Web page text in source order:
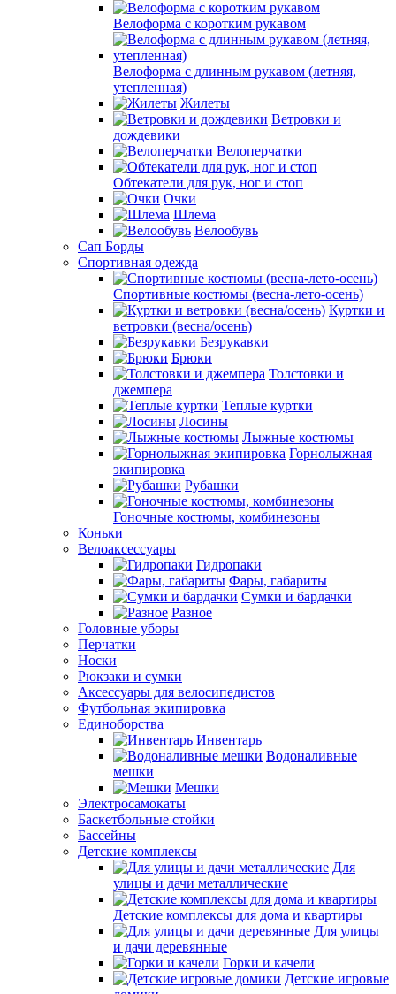
Велоформа с коротким рукавом
Велоформа с длинным рукавом (летняя,
утепленная)
Жилеты
Ветровки и
дождевики
Велоперчатки
Обтекатели для рук, ног и стоп
Очки
Шлема
Велообувь
Сап Борды
Спортивная одежда
Спортивные костюмы (весна-лето-осень)
Куртки и
ветровки (весна/осень)
Безрукавки
Брюки
Толстовки и
джемпера
Теплые куртки
Лосины
Лыжные костюмы
Горнолыжная
экипировка
Рубашки
Гоночные костюмы, комбинезоны
Коньки
Велоаксессуары
Гидропаки
Фары, габариты
Сумки и бардачки
Разное
Головные уборы
Перчатки
Носки
Рюкзаки и сумки
Аксессуары для велосипедистов
Футбольная экипировка
Единоборства
Инвентарь
Водоналивные
мешки
Мешки
Электросамокаты
Баскетбольные стойки
Бассейны
Детские комплексы
Для
улицы и дачи металлические
Детские комплексы для дома и квартиры
Для улицы
и дачи деревянные
Горки и качели
Детские игровые